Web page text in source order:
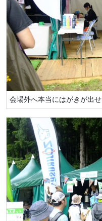
会場外へ本当にはがきが出せ